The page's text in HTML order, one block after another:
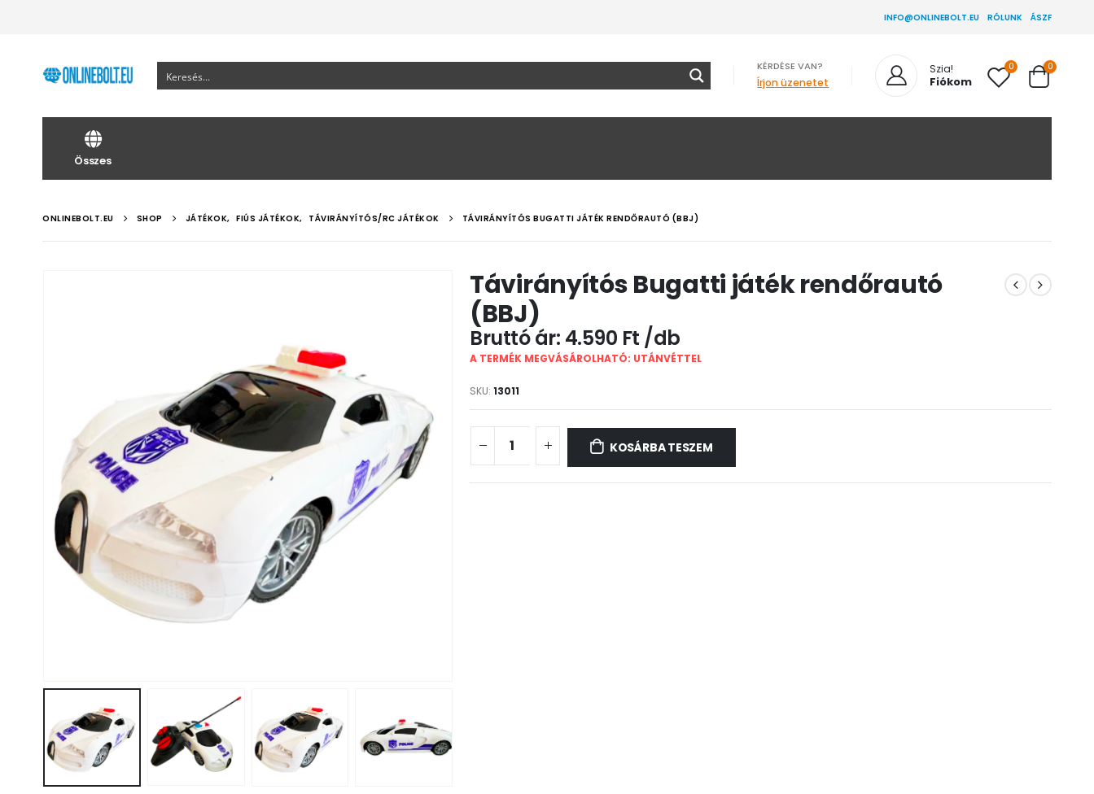
INFO@ONLINEBOLT.EU RÓLUNK ÁSZF
KÉRDÉSE VAN?
Írjon üzenetet
Szia!
Fiókom
0 0
Összes
ONLINEBOLT.EU SHOP JÁTÉKOK, FIÚS JÁTÉKOK, TÁVIRÁNYÍTÓS/RC JÁTÉKOK TÁVIRÁNYÍTÓS BUGATTI JÁTÉK RENDŐRAUTÓ (BBJ)
Távirányítós Bugatti játék rendőrautó
(BBJ)
4.590 Ft
A TERMÉK MEGVÁSÁROLHATÓ: UTÁNVÉTTEL
SKU: 13011
KOSÁRBA TESZEM